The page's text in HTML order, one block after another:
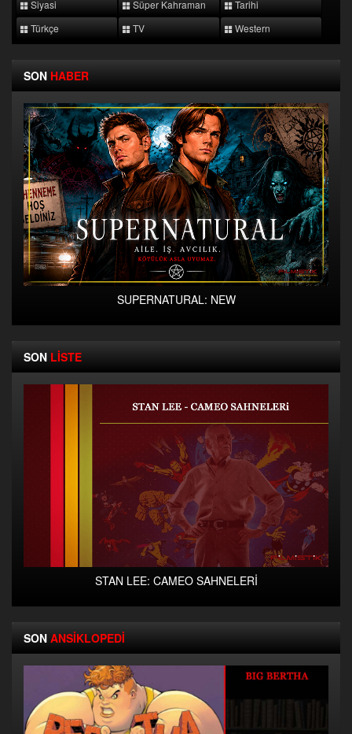
Siyasi
Süper Kahraman
Tarihi
Türkçe
TV Western
SON HABER
SUPERNATURAL: NEW
SON LİSTE
STAN LEE: CAMEO SAHNELERİ
SON ANSİKLOPEDİ